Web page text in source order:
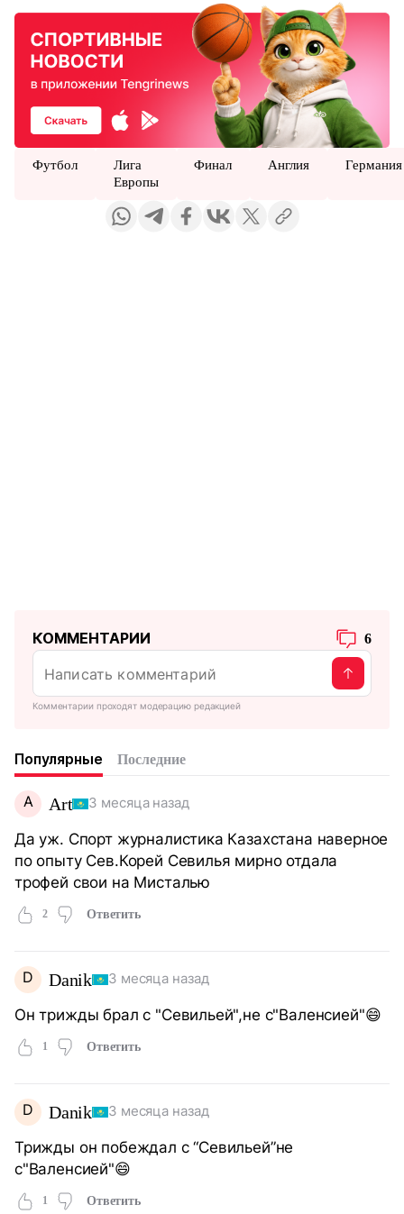
Футбол
Лига
Европы
Финал Англия Германия
КОММЕНТАРИИ 6
Комментарии проходят модерацию редакцией
Популярные Последние
A Art 3 месяца назад
Да уж. Спорт журналистика Казахстана наверное
по опыту Сев.Корей Севилья мирно отдала
трофей свои на Мисталью
2 Ответить
D Danik 3 месяца назад
Он трижды брал с "Севильей",не с"Валенсией"😄
1 Ответить
D Danik 3 месяца назад
Трижды он побеждал с “Севильей”не
с"Валенсией"😄
1 Ответить